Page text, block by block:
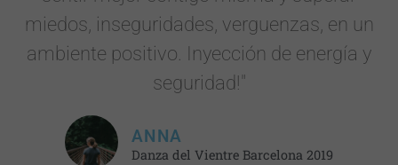
miedos, inseguridades, verguenzas, en un
ambiente positivo. Inyección de energía y
seguridad!"
ANNA
Danza del Vientre Barcelona 2019